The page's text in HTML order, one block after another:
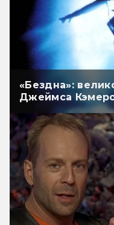
«Бездна»:
Джеймса